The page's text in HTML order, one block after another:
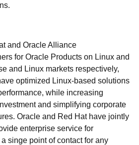
and Oracle Alliance
for Oracle Products on Linux and
and Linux markets respectively,
optimized Linux-based solutions
while increasing
and simplifying corporate
Oracle and Red Hat have jointly
enterprise service for
singe point of contact for any